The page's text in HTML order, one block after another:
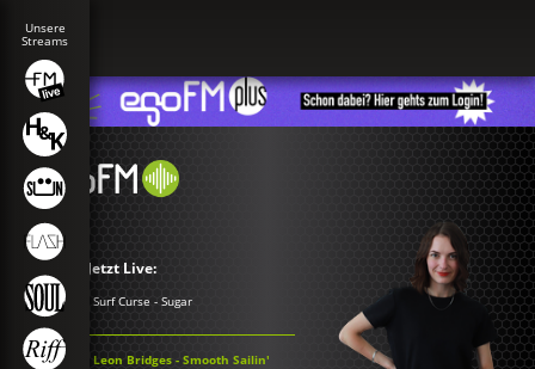
Jetzt Live:
Surf Curse - Sugar
Leon Bridges - Smooth Sailin'